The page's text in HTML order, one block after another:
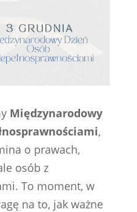
Międzynarodowy
,
o prawach,
osób z
To moment, w
na to, jak ważne